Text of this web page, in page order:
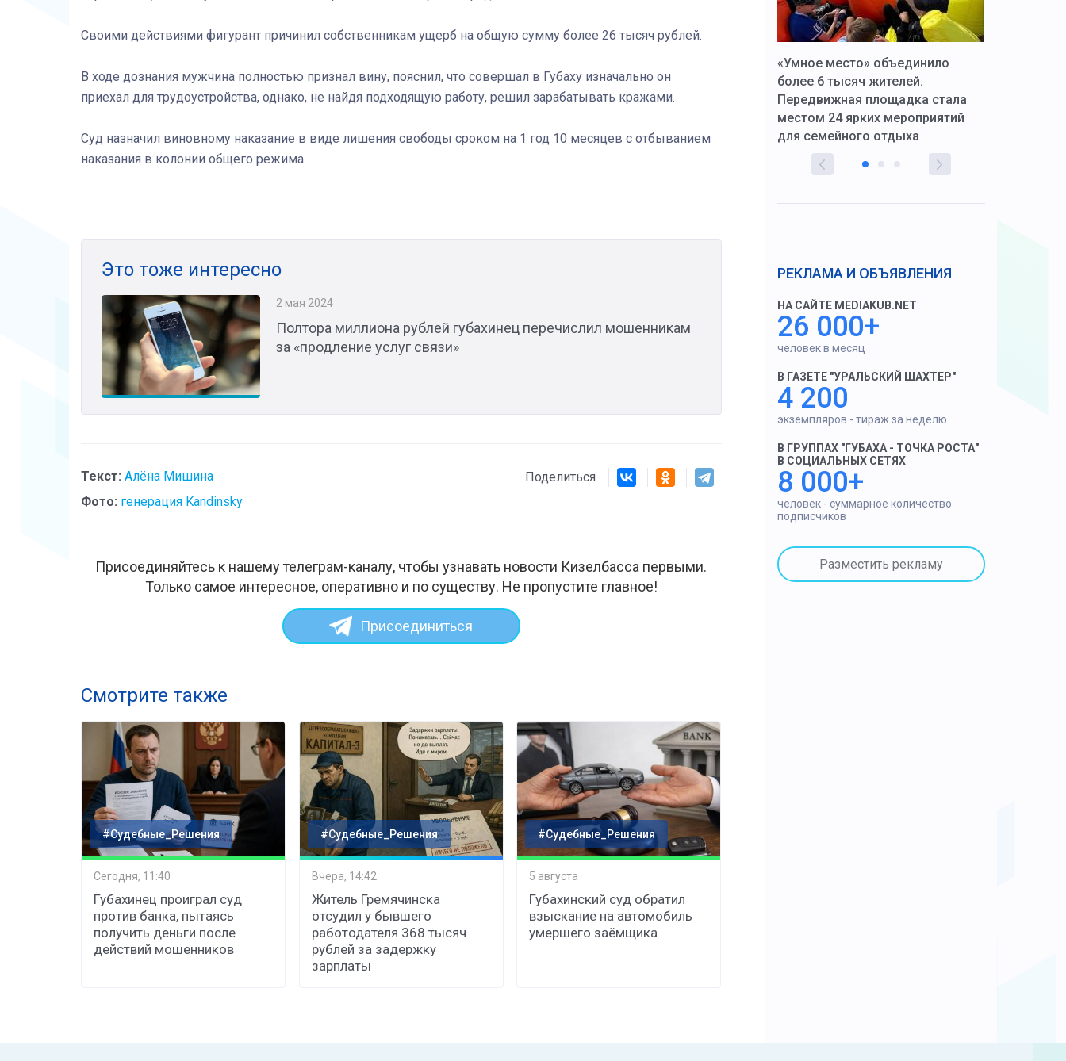
Своими действиями фигурант причинил собственникам ущерб на общую сумму более 26 тысяч рублей.
В ходе дознания мужчина полностью признал вину, пояснил, что совершал в Губаху изначально он
приехал для трудоустройства, однако, не найдя подходящую работу, решил зарабатывать кражами.
Суд назначил виновному наказание в виде лишения свободы сроком на 1 год 10 месяцев с отбыванием
наказания в колонии общего режима.
Это тоже интересно
2 мая 2024
Полтора миллиона рублей губахинец перечислил мошенникам
за «продление услуг связи»
Текст: Алёна Мишина
Фото: генерация Kandinsky
Поделиться
Присоединяйтесь к нашему телеграм-каналу, чтобы узнавать новости Кизелбасса первыми.
Только самое интересное, оперативно и по существу. Не пропустите главное!
Присоединиться
Смотрите также
#Судебные_Решения
Сегодня, 11:40
Губахинец проиграл суд
против банка, пытаясь
получить деньги после
действий мошенников
#Судебные_Решения
Вчера, 14:42
Житель Гремячинска
отсудил у бывшего
работодателя 368 тысяч
рублей за задержку
зарплаты
#Судебные_Решения
5 августа
Губахинский суд обратил
взыскание на автомобиль
умершего заёмщика
Коробов после возвращения со
спецоперации сделал
мечту
«Умное место» объединило
более 6 тысяч жителей.
Передвижная площадка стала
местом 24 ярких мероприятий
для семейного отдыха
РЕКЛАМА И ОБЪЯВЛЕНИЯ
НА САЙТЕ MEDIAKUB.NET
26 000+
человек в месяц
В ГАЗЕТЕ "УРАЛЬСКИЙ ШАХТЕР"
4 200
экземпляров - тираж за неделю
В ГРУППАХ "ГУБАХА - ТОЧКА РОСТА"
В СОЦИАЛЬНЫХ СЕТЯХ
8 000+
человек - суммарное количество
подписчиков
Разместить рекламу